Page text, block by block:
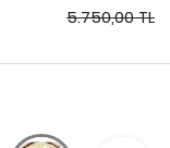
5.750,00 TL